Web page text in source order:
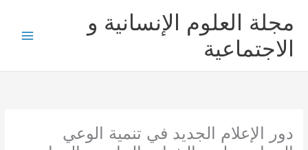
المحتوى
مجلة العلوم الإنسانية و
الاجتماعية
دور الإعلام الجديد في تنمية الوعي